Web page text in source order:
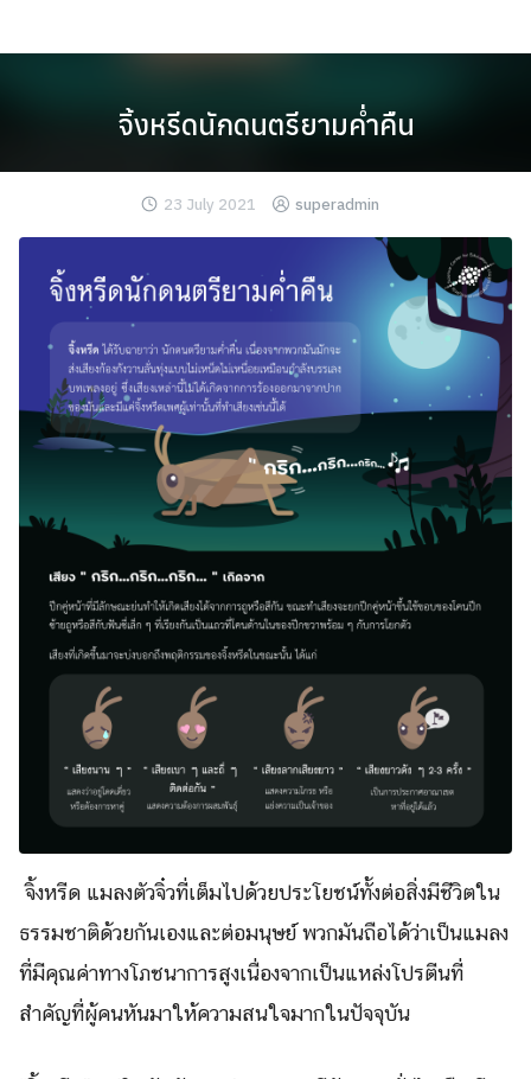
to
จิ้งหรีดนักดนตรียามค่ำคืน
23 July 2021 superadmin
จิ้งหรีด แมลงตัวจิ๋วที่เต็มไปด้วยประโยชน์ทั้งต่อสิ่งมีชีวิตใน
ธรรมชาติด้วยกันเองและต่อมนุษย์ พวกมันถือได้ว่าเป็นแมลง
ที่มีคุณค่าทางโภชนาการสูงเนื่องจากเป็นแหล่งโปรตีนที่
สำคัญที่ผู้คนหันมาให้ความสนใจมากในปัจจุบัน